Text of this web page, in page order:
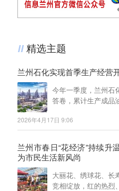
精选主题
兰州石化实现首季生产经营
今年一季度，兰州石
答卷，累计生产成
2026年4月17日 9:06
兰州市春日“花经济”持续升
为市民生活新风尚
大丽花、绣球花、长
竞相绽放，红的热